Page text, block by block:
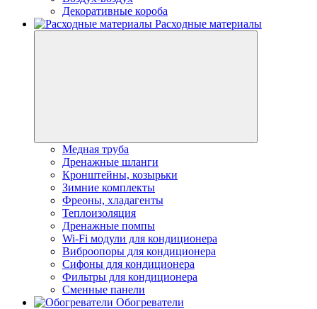
Декоративные короба
Расходные материалы
Медная труба
Дренажные шланги
Кронштейны, козырьки
Зимние комплекты
Фреоны, хладагенты
Теплоизоляция
Дренажные помпы
Wi-Fi модули для кондиционера
Виброопоры для кондиционера
Сифоны для кондиционера
Фильтры для кондиционера
Сменные панели
Обогреватели